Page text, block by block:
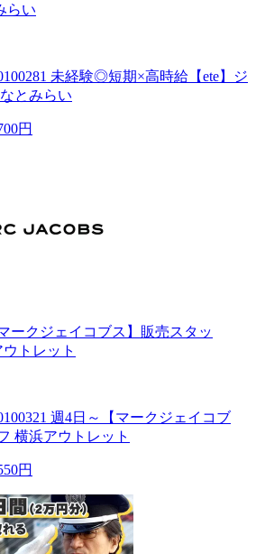
らい
未経験◎短期×高時給【ete】ジ
とみらい
円
ークジェイコブス】販売スタッ
トレット
週4日～【マークジェイコブ
横浜アウトレット
円